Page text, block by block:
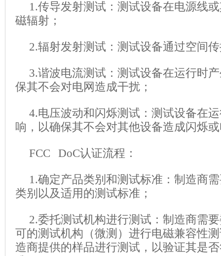
1.传导发射测试：测试设备在电源线
磁辐射；
2.辐射发射测试：测试设备通过空间
3.谐波电流测试：测试设备在运行时
保其不会对电网造成干扰；
4.电压波动和闪烁测试：测试设备在
响，以确保其不会对其他设备造成闪烁
FCC DoC认证流程：
1.确定产品类别和测试标准：制造商
类别以及适用的测试标准；
2.委托测试机构进行测试：制造商需
可的测试机构（微测）进行电磁兼容性
造商提供的样品进行测试，以验证其是